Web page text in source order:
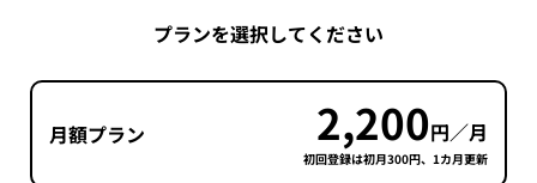
プランを選択してください
月額プラン 2,200円／月
初回登録は初月300円、1カ月更新